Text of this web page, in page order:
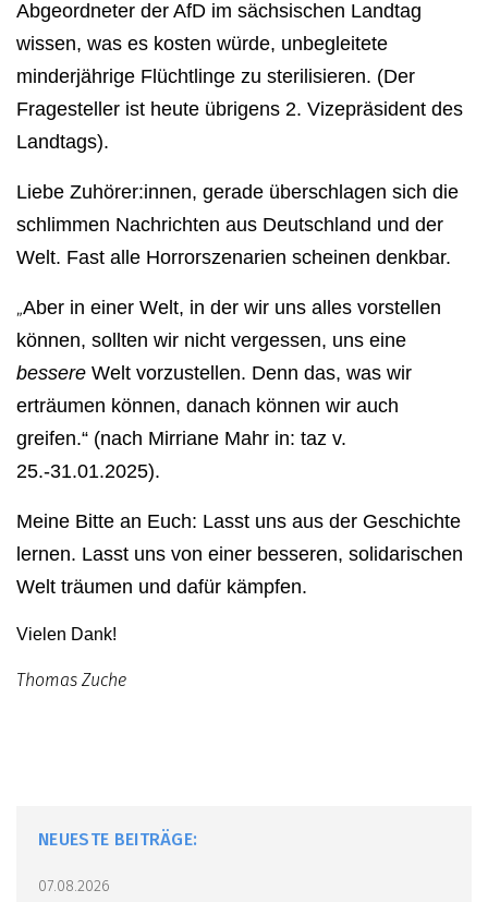
Abgeordneter der AfD im sächsischen Landtag
wissen, was es kosten würde, unbegleitete
minderjährige Flüchtlinge zu sterilisieren. (Der
Fragesteller ist heute übrigens 2. Vizepräsident des
Landtags).
Liebe Zuhörer:innen, gerade überschlagen sich die
schlimmen Nachrichten aus Deutschland und der
Welt. Fast alle Horrorszenarien scheinen denkbar.
„Aber in einer Welt, in der wir uns alles vorstellen
können, sollten wir nicht vergessen, uns eine
bessere Welt vorzustellen. Denn das, was wir
erträumen können, danach können wir auch
greifen.“ (nach Mirriane Mahr in: taz v.
25.-31.01.2025).
Meine Bitte an Euch: Lasst uns aus der Geschichte
lernen. Lasst uns von einer besseren, solidarischen
Welt träumen und dafür kämpfen.
Vielen Dank!
Thomas Zuche
NEUESTE BEITRÄGE:
07.08.2026